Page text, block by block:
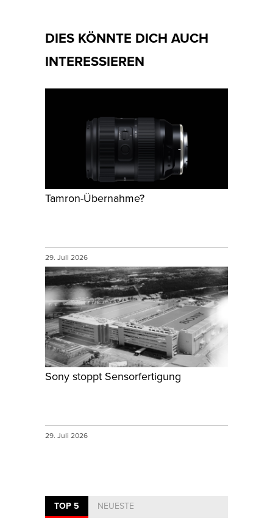
DIES KÖNNTE DICH AUCH
INTERESSIEREN
Tamron-Übernahme?
29. Juli 2026
Sony stoppt Sensorfertigung
29. Juli 2026
TOP 5 NEUESTE